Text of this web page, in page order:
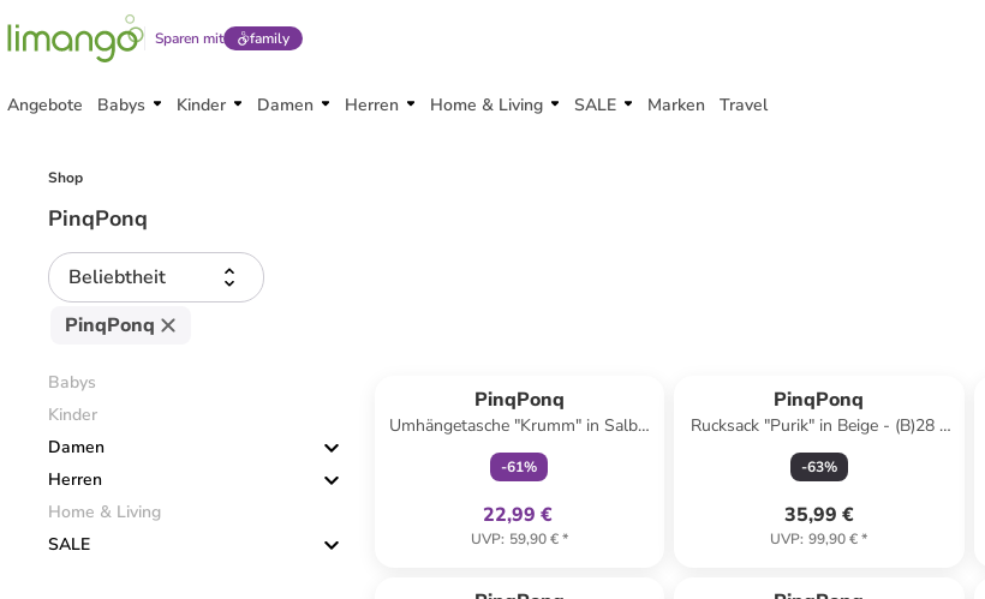
Sparen mit family
Angebote Babys Kinder Damen Herren Home & Living SALE Marken Travel
Shop
PinqPonq
Beliebtheit
PinqPonq
Babys
Kinder
Damen
Herren
Home & Living
SALE
PinqPonq
Umhängetasche "Krumm" in Salbei
- (B)30 x (H)23 x (T)10 cm
-61%
22,99 €
UVP: 59,90 €*
PinqPonq
Rucksack "Purik" in Beige - (B)28 x
(H)45 x (T)15 cm
-63%
35,99 €
UVP: 99,90 €*